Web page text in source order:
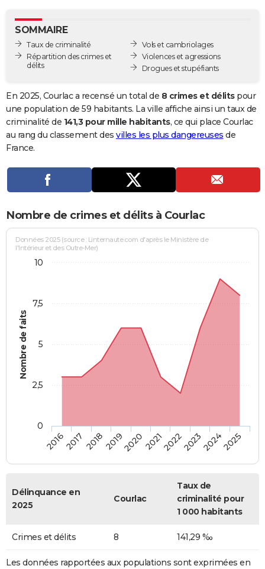
GUIDES D'ACHAT
BONS PLANS
Carte de Noël
Carte Bonne année
Carte Saint-Valentin
Carte Pâques
Carte d'anniversaire
DICTIONNAIRE
Dictionnaire
Biographies
Citations
Expressions
Proverbes
PROGRAMME TV
Se connecter
Entreprises
Service militaire
Avis de recherche
AVIS DE DÉCÈS
Bricolage
Lifestyle
Culture
Sport
Auto
Television
Voyage
Cinema
SOMMAIRE
Taux de criminalité
Répartition des crimes et
délits
Vols et cambriolages
Violences et agressions
Drogues et stupéfiants
En 2025, Courlac a recensé un total de 8 crimes et délitspour
une population de 59 habitants. La ville affiche ainsi un taux de
criminalité de 141,3 pour mille habitants, ce qui place Courlac
au rang du classement des villes les plus dangereuses de
France.
Nombre de crimes et délits à Courlac
Nombre de faits
Données 2025 (source : Linternaute.com d'après le Ministère de
l'Intérieur et des Outre-Mer)
20162017 20182019202020212022202320242025
0
2,5
5
7,5
10
Délinquance en
2025
Courlac
Taux de
criminalité pour
1 000 habitants
Crimes et délits 8 141,29 ‰
Les données rapportées aux populations sont exprimées en